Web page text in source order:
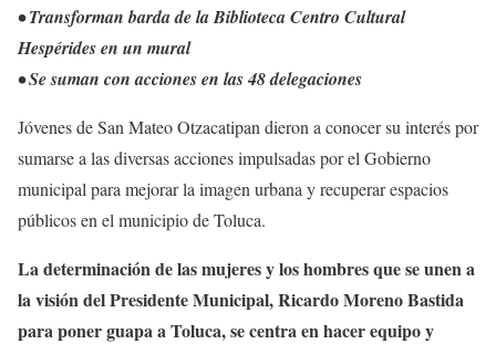
• Transforman barda de la Biblioteca Centro Cultural
Hespérides en un mural
• Se suman con acciones en las 48 delegaciones
Jóvenes de San Mateo Otzacatipan dieron a conocer su interés por
sumarse a las diversas acciones impulsadas por el Gobierno
municipal para mejorar la imagen urbana y recuperar espacios
públicos en el municipio de Toluca.
La determinación de las mujeres y los hombres que se unen a
la visión del Presidente Municipal, Ricardo Moreno Bastida
para poner guapa a Toluca, se centra en hacer equipo y